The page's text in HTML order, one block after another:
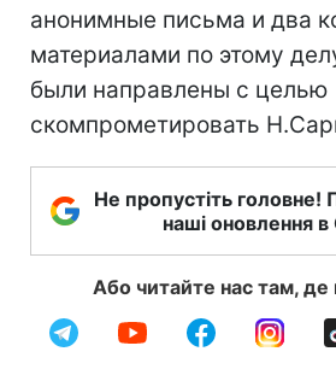
анонимные письма и два
материалами по этому
были направлены с целью
скомпрометировать
Не пропустіть головне!
наші оновлення в
Або читайте нас там, де